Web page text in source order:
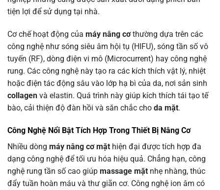
tiện lợi để sử dụng tại nhà.
Cơ chế hoạt động của máy nâng cơthường dựa trên các
công nghệ như sóng siêu âm hội tụ (HIFU), sóng tần số vô
tuyến (RF), dòng điện vi mô (Microcurrent) hay công nghệ
rung. Các công nghệ này tạo ra các kích thích vật lý, nhiệt
hoặc điện tác động sâu vào lớp hạ bì của da, nơi sản sinh
collagen và elastin. Quá trình này giúp kích thích tái tạo tế
bào, cải thiện độ đàn hồi và săn chắc cho da mặt.
Công Nghệ Nổi Bật Tích Hợp Trong Thiết Bị Nâng Cơ
Nhiều dòng máy nâng cơ mặt hiện đại được tích hợp đa
dạng công nghệ để tối ưu hóa hiệu quả. Chẳng hạn, công
nghệ rung tần số cao giúp massage mặt nhẹ nhàng, thúc
đẩy tuần hoàn máu và thư giãn cơ. Công nghệ ion âm có